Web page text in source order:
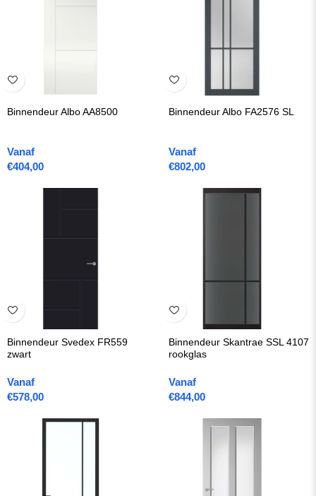
Binnendeur Albo AA8500
Vanaf
€404,00
Binnendeur Albo FA2576 SL
Vanaf
€802,00
Binnendeur Svedex FR559
zwart
Vanaf
€578,00
Binnendeur Skantrae SSL 4107
rookglas
Vanaf
€844,00